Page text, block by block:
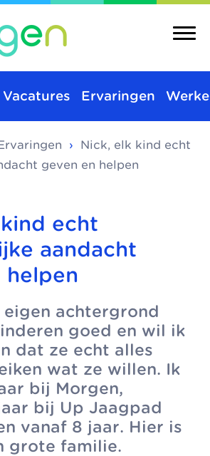
Den
van
Maatschappelijke
kinderopvang
Pedagogische
Gezonde
Kinderopvang
Samenwerkingen
Organisatie
Jaarverslag
die
Kinderopvang
Integrale
kindcentra
Vacatures Ervaringen
›
Nick, elk kind echt
geven en helpen
echt
aandacht
helpen
achtergrond
goed en wil ik
dat ze echt alles
wat ze willen. Ik
bij Morgen,
bij Up Jaagpad
vanaf 8 jaar. Hier is
grote familie.